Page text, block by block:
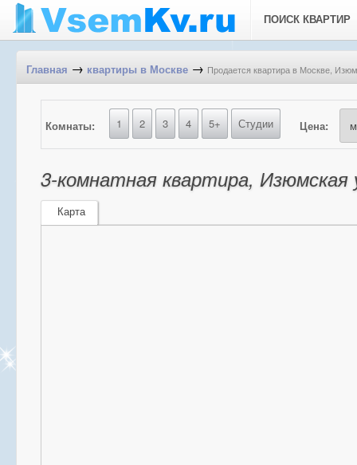
ПОИСК КВАРТИР
Главная → квартиры в Москве → Продается квартира в Москве,
Комнаты: 1 2 3 4 5+ Студии Цена:
3-комнатная квартира, Изюмская
Карта